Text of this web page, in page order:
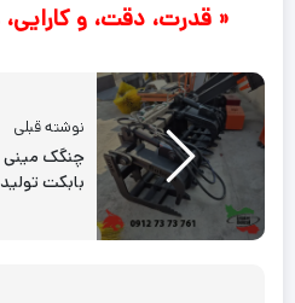
« قدرت، دقت، و
نوشته قبلی
چنگک مینی
بابکت